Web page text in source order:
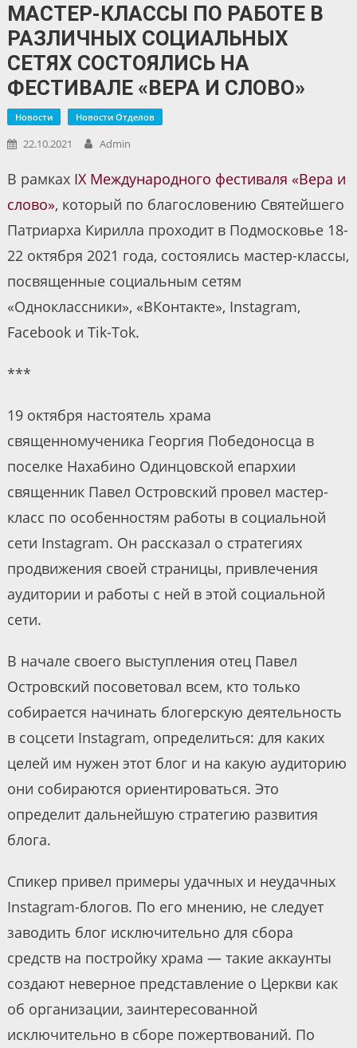
МАСТЕР-КЛАССЫ ПО РАБОТЕ В
РАЗЛИЧНЫХ СОЦИАЛЬНЫХ
СЕТЯХ СОСТОЯЛИСЬ НА
ФЕСТИВАЛЕ «ВЕРА И СЛОВО»
Новости Новости Отделов
22.10.2021 Admin
В рамках IX Международного фестиваля «Вера и
слово», который по благословению Святейшего
Патриарха Кирилла проходит в Подмосковье 18-
22 октября 2021 года, состоялись мастер-классы,
посвященные социальным сетям
«Одноклассники», «ВКонтакте», Instagram,
Facebook и Tik-Tok.
***
19 октября настоятель храма
священномученика Георгия Победоносца в
поселке Нахабино Одинцовской епархии
священник Павел Островский провел мастер-
класс по особенностям работы в социальной
сети Instagram. Он рассказал о стратегиях
продвижения своей страницы, привлечения
аудитории и работы с ней в этой социальной
сети.
В начале своего выступления отец Павел
Островский посоветовал всем, кто только
собирается начинать блогерскую деятельность
в соцсети Instagram, определиться: для каких
целей им нужен этот блог и на какую аудиторию
они собираются ориентироваться. Это
определит дальнейшую стратегию развития
блога.
Спикер привел примеры удачных и неудачных
Instagram-блогов. По его мнению, не следует
заводить блог исключительно для сбора
средств на постройку храма — такие аккаунты
создают неверное представление о Церкви как
об организации, заинтересованной
исключительно в сборе пожертвований. По